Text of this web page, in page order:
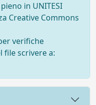
in UNITESI
Creative Commons
verifiche
file scrivere a: